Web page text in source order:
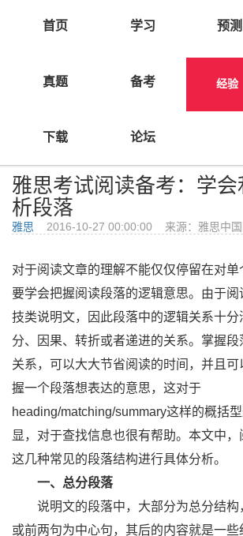
首页 学习 预测
真题 备考 经验
下载 论坛
>经验
雅思考试阅读备考：学
析段落
雅思 2016-10-27 00:00:00 来源：雅思中
对于阅读文章的理解不能仅仅停留在对
要学会把握阅读段落的逻辑意思。由于
技类说明文，因此段落中的逻辑关系十分
分、因果、转折或者递进的关系。掌握
关系，可以大大节省阅读的时间，并且
握一个段落想表达的意思，这对于
heading/matching/summary这样的概括
显，对于查找信息也很有帮助。本文中
这几种常见的段落结构进行具体分析。
一、总分段落
说明文的段落中，大部分为总分结构
或前两句为中心句，其后的内容就是一